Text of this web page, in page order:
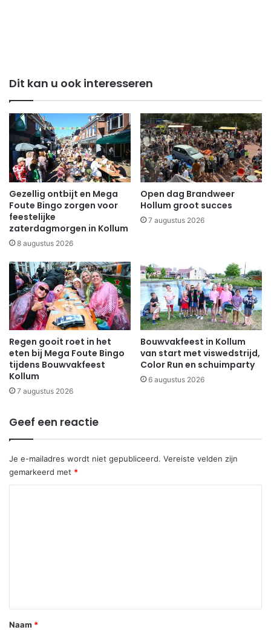
Dit kan u ook interesseren
Gezellig ontbijt en Mega
Foute Bingo zorgen voor
feestelijke
zaterdagmorgen in Kollum
8 augustus 2026
Open dag Brandweer
Hollum groot succes
7 augustus 2026
Regen gooit roet in het
eten bij Mega Foute Bingo
tijdens Bouwvakfeest
Kollum
7 augustus 2026
Bouwvakfeest in Kollum
van start met viswedstrijd,
Color Run en schuimparty
6 augustus 2026
Geef een reactie
Je e-mailadres wordt niet gepubliceerd. Vereiste velden zijn
gemarkeerd met *
*
Naam *